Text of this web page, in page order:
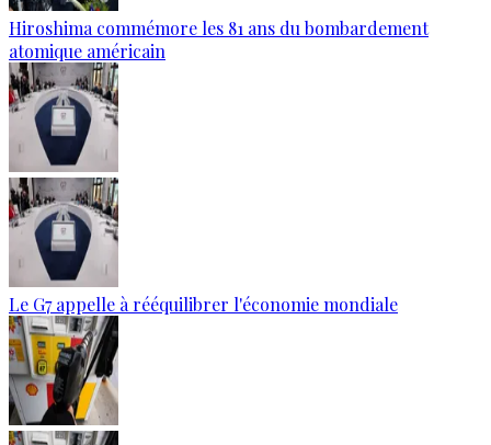
Hiroshima commémore les 81 ans du bombardement
atomique américain
Le G7 appelle à rééquilibrer l'économie mondiale